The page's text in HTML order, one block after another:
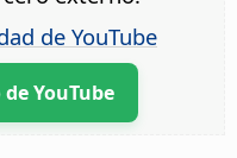
de YouTube
YouTube